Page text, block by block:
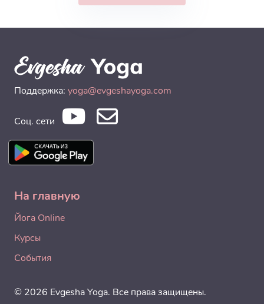
Поддержка: yoga@evgeshayoga.com
Соц. сети
На главную
Йога Online
Курсы
События
© 2026 Evgesha Yoga. Все права защищены.